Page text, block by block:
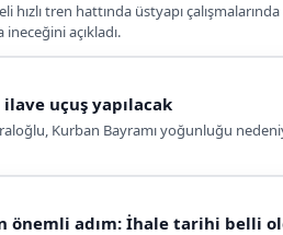
tren hattında üstyapı
açıkladı.
uçuş yapılacak
Kurban Bayramı yoğunluğu
önemli adım: İhale tarihi belli